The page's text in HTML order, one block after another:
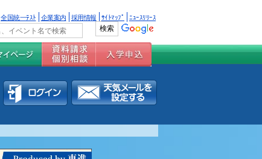
全国統一ﾃｽﾄ 企業案内 採用情報 ｻｲﾄﾏｯﾌﾟ ﾆｭｰｽﾘﾘｰｽ